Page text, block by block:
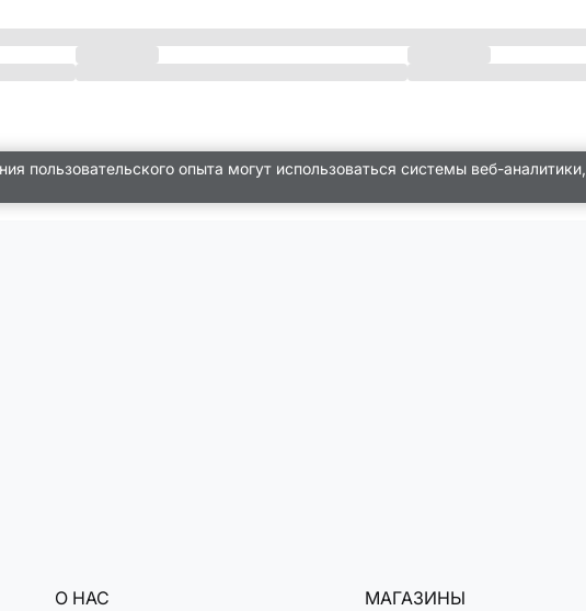
пользовательского опыта могут использоваться системы веб-аналитики,
О НАС МАГАЗИНЫ